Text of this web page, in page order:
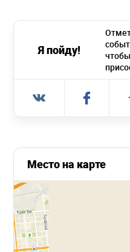
Я пойду!
Место на карте